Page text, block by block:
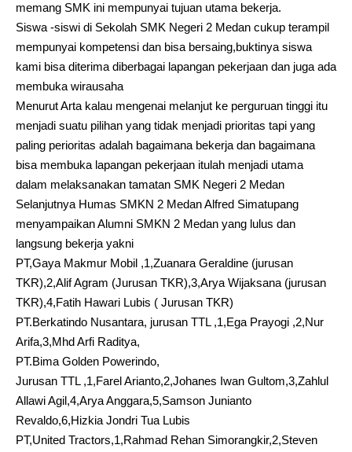
memang SMK ini mempunyai tujuan utama bekerja.
Siswa -siswi di Sekolah SMK Negeri 2 Medan cukup terampil
mempunyai kompetensi dan bisa bersaing,buktinya siswa
kami bisa diterima diberbagai lapangan pekerjaan dan juga ada
membuka wirausaha
Menurut Arta kalau mengenai melanjut ke perguruan tinggi itu
menjadi suatu pilihan yang tidak menjadi prioritas tapi yang
paling perioritas adalah bagaimana bekerja dan bagaimana
bisa membuka lapangan pekerjaan itulah menjadi utama
dalam melaksanakan tamatan SMK Negeri 2 Medan
Selanjutnya Humas SMKN 2 Medan Alfred Simatupang
menyampaikan Alumni SMKN 2 Medan yang lulus dan
langsung bekerja yakni
PT,Gaya Makmur Mobil ,1,Zuanara Geraldine (jurusan
TKR),2,Alif Agram (Jurusan TKR),3,Arya Wijaksana (jurusan
TKR),4,Fatih Hawari Lubis ( Jurusan TKR)
PT.Berkatindo Nusantara, jurusan TTL ,1,Ega Prayogi ,2,Nur
Arifa,3,Mhd Arfi Raditya,
PT.Bima Golden Powerindo,
Jurusan TTL ,1,Farel Arianto,2,Johanes Iwan Gultom,3,Zahlul
Allawi Agil,4,Arya Anggara,5,Samson Junianto
Revaldo,6,Hizkia Jondri Tua Lubis
PT,United Tractors,1,Rahmad Rehan Simorangkir,2,Steven